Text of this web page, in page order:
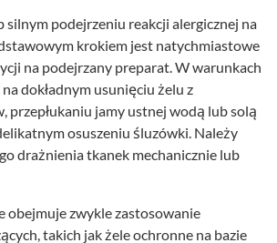
silnym podejrzeniu reakcji alergicznej na
krokiem jest natychmiastowe
na podejrzany preparat. W warunkach
dokładnym usunięciu żelu z
przepłukaniu jamy ustnej wodą lub solą
osuszeniu śluzówki. Należy
drażnienia tkanek mechanicznie lub
obejmuje zwykle zastosowanie
takich jak żele ochronne na bazie